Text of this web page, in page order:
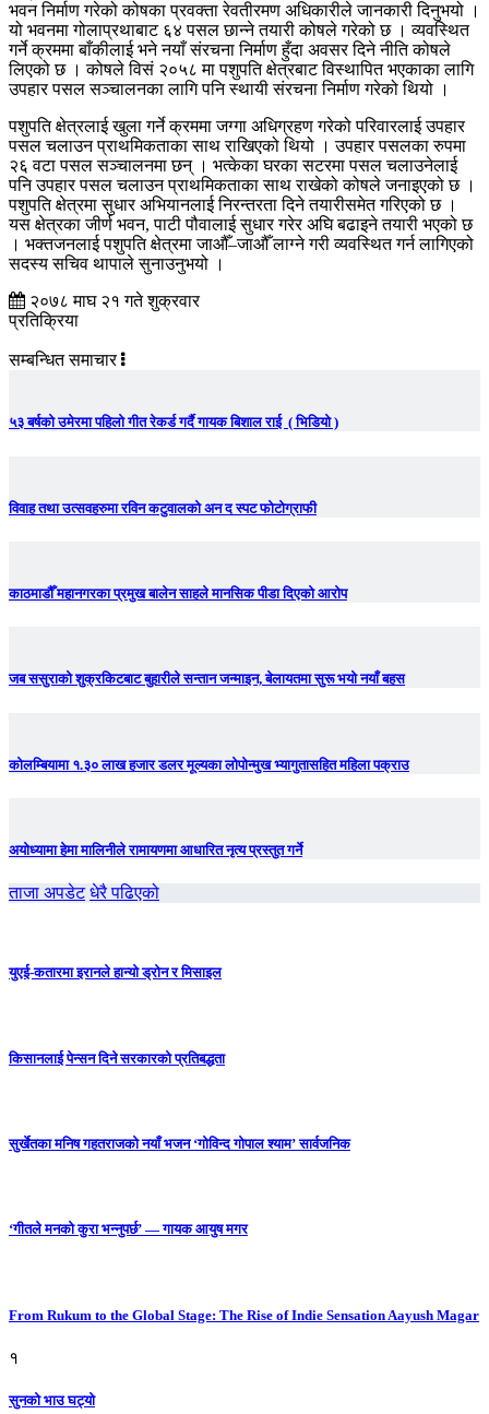
भवन निर्माण गरेको कोषका प्रवक्ता रेवतीरमण अधिकारीले जानकारी दिनुभयो ।
यो भवनमा गोलाप्रथाबाट ६४ पसल छान्ने तयारी कोषले गरेको छ । व्यवस्थित
गर्ने क्रममा बाँकीलाई भने नयाँ संरचना निर्माण हुँदा अवसर दिने नीति कोषले
लिएको छ । कोषले विसं २०५८ मा पशुपति क्षेत्रबाट विस्थापित भएकाका लागि
उपहार पसल सञ्चालनका लागि पनि स्थायी संरचना निर्माण गरेको थियो ।
पशुपति क्षेत्रलाई खुला गर्ने क्रममा जग्गा अधिग्रहण गरेको परिवारलाई उपहार
पसल चलाउन प्राथमिकताका साथ राखिएको थियो । उपहार पसलका रुपमा
२६ वटा पसल सञ्चालनमा छन् । भत्केका घरका सटरमा पसल चलाउनेलाई
पनि उपहार पसल चलाउन प्राथमिकताका साथ राखेको कोषले जनाइएको छ ।
पशुपति क्षेत्रमा सुधार अभियानलाई निरन्तरता दिने तयारीसमेत गरिएको छ ।
यस क्षेत्रका जीर्ण भवन, पाटी पौवालाई सुधार गरेर अघि बढाइने तयारी भएको छ
। भक्तजनलाई पशुपति क्षेत्रमा जाऔँ–जाऔँ लाग्ने गरी व्यवस्थित गर्न लागिएको
सदस्य सचिव थापाले सुनाउनुभयो ।
२०७८ माघ २१ गते शुक्रवार
प्रतिक्रिया
सम्बन्धित समाचार
५३ बर्षको उमेरमा पहिलो गीत रेकर्ड गर्दै गायक बिशाल राई ( भिडियो )
विवाह तथा उत्सवहरुमा रविन कटुवालको अन द स्पट फोटोग्राफी
काठमाडौँ महानगरका प्रमुख बालेन साहले मानसिक पीडा दिएको आरोप
जब ससुराको शुक्रकिटबाट बुहारीले सन्तान जन्माइन, बेलायतमा सुरू भयो नयाँ बहस
कोलम्बियामा १.३० लाख हजार डलर मूल्यका लोपोन्मुख भ्यागुतासहित महिला पक्राउ
अयोध्यामा हेमा मालिनीले रामायणमा आधारित नृत्य प्रस्तुत गर्ने
ताजा अपडेट धेरै पढिएको
युएई-कतारमा इरानले हान्यो ड्रोन र मिसाइल
किसानलाई पेन्सन दिने सरकारको प्रतिबद्धता
सुर्खेतका मनिष गहतराजको नयाँ भजन ‘गोविन्द गोपाल श्याम’ सार्वजनिक
‘गीतले मनको कुरा भन्नुपर्छ’ — गायक आयुष मगर
From Rukum to the Global Stage: The Rise of Indie Sensation Aayush Magar
१
सुनको भाउ घट्याे